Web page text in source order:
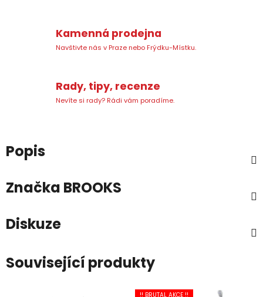
Kamenná prodejna
Navštivte nás v Praze nebo Frýdku-Místku.
Rady, tipy, recenze
Nevíte si rady? Rádi vám poradíme.
Popis
Značka BROOKS
Diskuze
Související produkty
!! BRUTAL AKCE !!